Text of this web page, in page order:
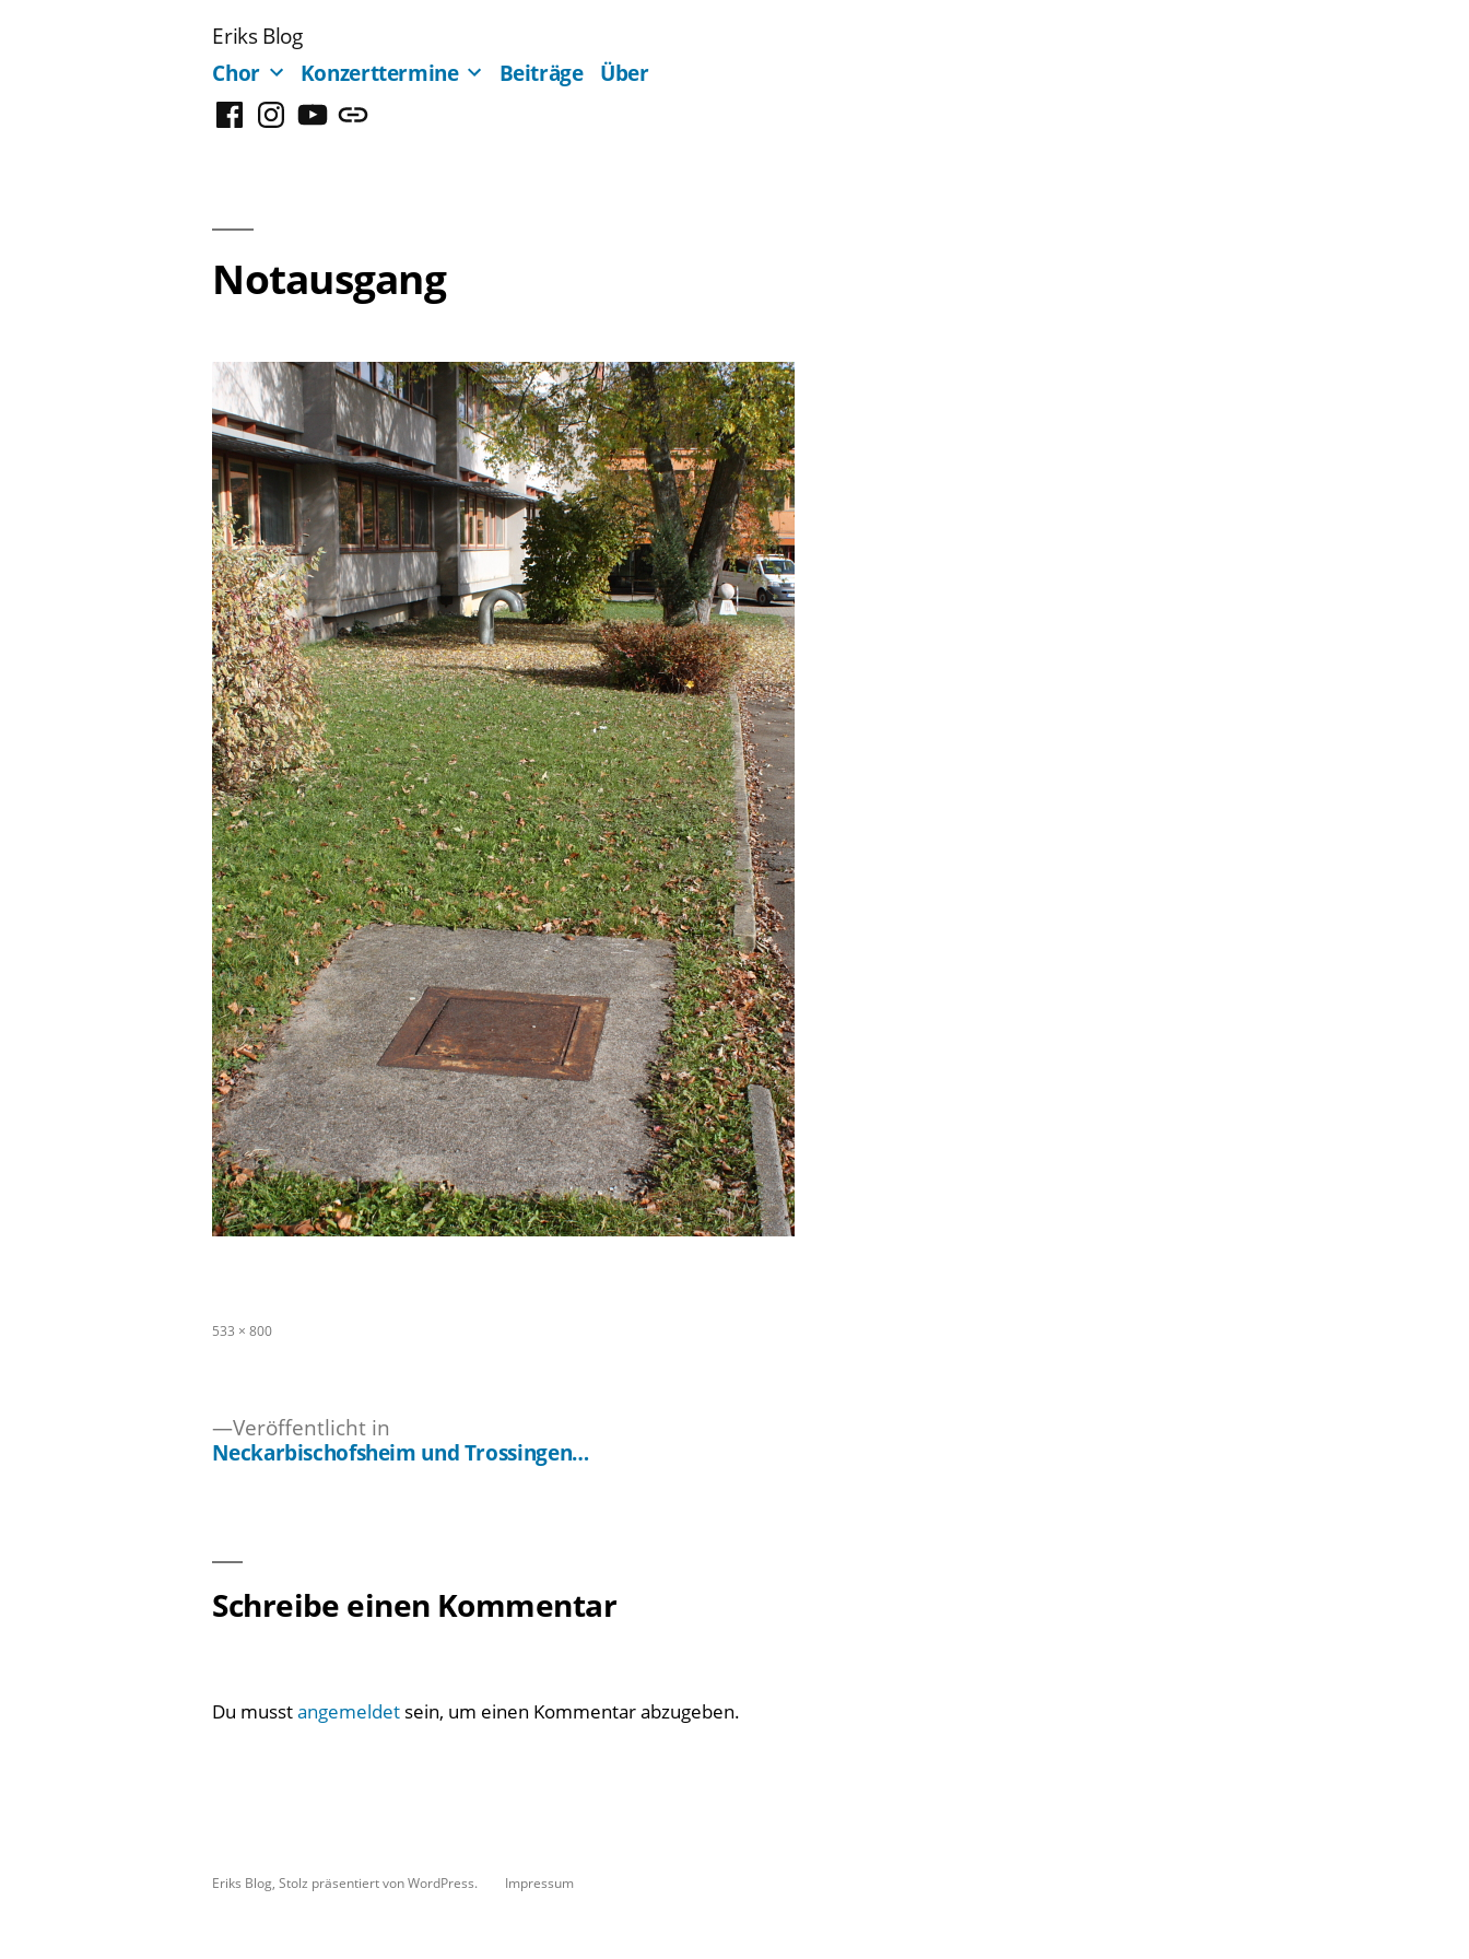
Eriks Blog
Chor
Konzerttermine Beiträge Über
FacebookInstagram
YouTubeMastodon
Notausgang
Originalgröße
533 × 800
Veröffentlicht in
Neckarbischofsheim und Trossingen…
Schreibe einen Kommentar
Du musstangemeldet sein, um einen Kommentar abzugeben.
Eriks Blog ,Stolz präsentiert von WordPress. Impressum